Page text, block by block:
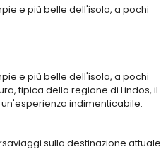
e più belle dell'isola, a pochi
e più belle dell'isola, a pochi
tipica della regione di Lindos, il
indimenticabile.
alla scoperta della baia di
e considerata tra le più belle
sulla destinazione attuale